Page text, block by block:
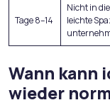
Tage 8–14
Nicht in
leichte
Wann kann
wieder